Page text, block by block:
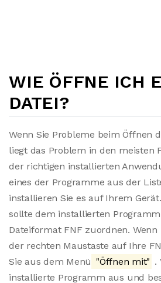
WIE ÖFFNE ICH
DATEI?
Wenn Sie Probleme beim Öffnen
liegt das Problem in den meisten
der richtigen installierten
eines der Programme aus der
installieren Sie es auf Ihrem
sollte dem installierten
Dateiformat FNF zuordnen.
der rechten Maustaste auf Ihre
Sie aus dem Menü "Öffnen mit" .
installierte Programm aus und